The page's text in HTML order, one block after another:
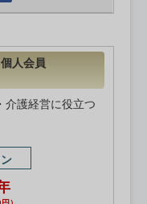
人会員
介護経営に役立つ